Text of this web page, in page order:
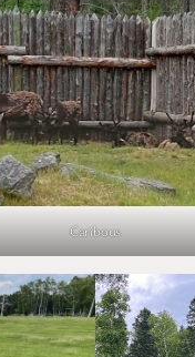
Caribous